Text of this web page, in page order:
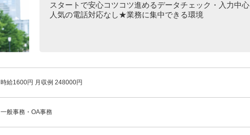
スタートで安心コツコツ進めるデータチェック・入力中心
人気の電話対応なし★業務に集中できる環境
時給1600円 月収例 248000円
一般事務・OA事務